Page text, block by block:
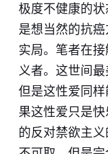
极度不健康的
是想当然的抗
实局。笔者在
义者。这世间
但是这性爱同
果这性爱只是
的反对禁欲主